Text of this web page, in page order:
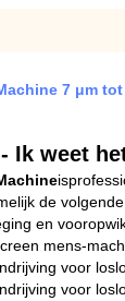
7 μm
- Ik weet
is
de
en
mens-
voor
voor